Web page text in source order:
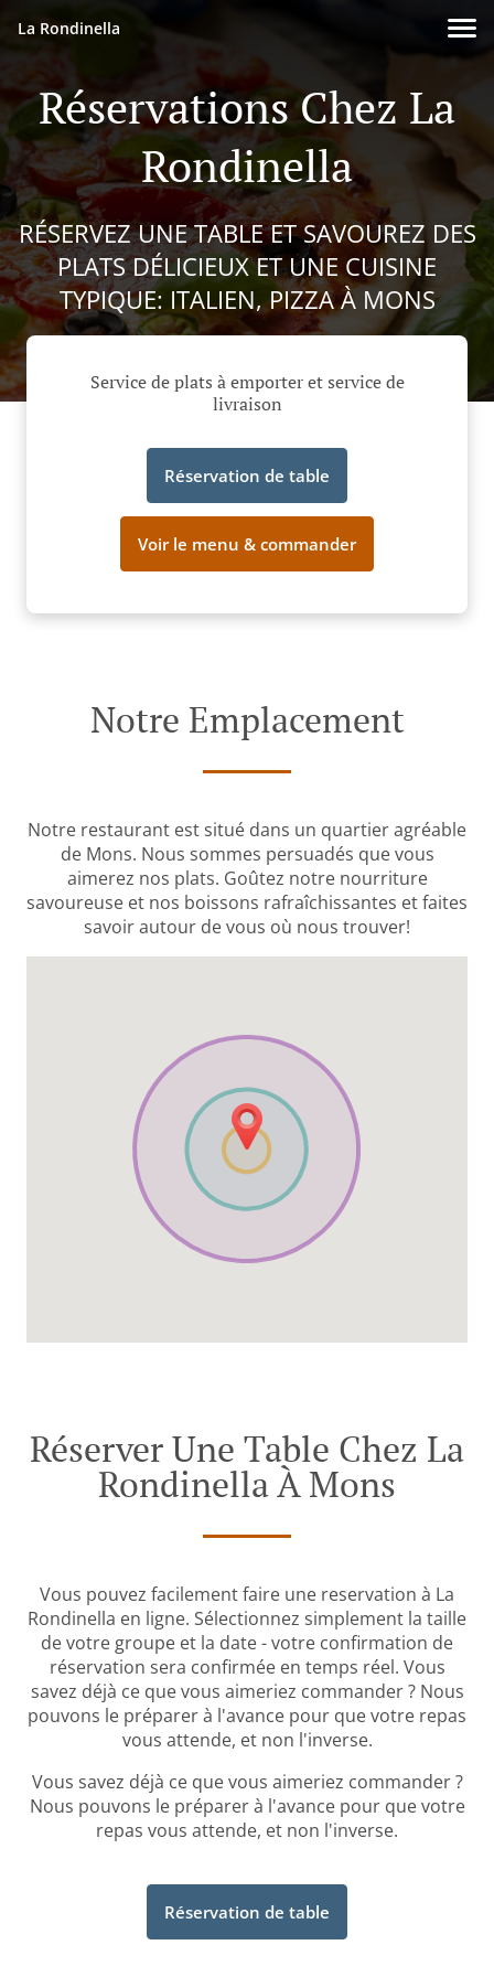
La Rondinella
Réservations Chez La
Rondinella
RÉSERVEZ UNE TABLE ET SAVOUREZ DES
PLATS DÉLICIEUX ET UNE CUISINE
TYPIQUE: ITALIEN, PIZZA À MONS
Service de plats à emporter et service de
livraison
Réservation de table
Voir le menu & commander
Notre Emplacement
Notre restaurant est situé dans un quartier agréable
de Mons. Nous sommes persuadés que vous
aimerez nos plats. Goûtez notre nourriture
savoureuse et nos boissons rafraîchissantes et faites
savoir autour de vous où nous trouver!
Réserver Une Table Chez La
Rondinella À Mons
Vous pouvez facilement faire une reservation à La
Rondinella en ligne. Sélectionnez simplement la taille
de votre groupe et la date - votre confirmation de
réservation sera confirmée en temps réel. Vous
savez déjà ce que vous aimeriez commander ? Nous
pouvons le préparer à l'avance pour que votre repas
vous attende, et non l'inverse.
Vous savez déjà ce que vous aimeriez commander ?
Nous pouvons le préparer à l'avance pour que votre
repas vous attende, et non l'inverse.
Réservation de table